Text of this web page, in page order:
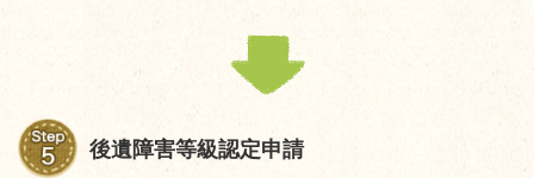
後遺障害等級認定申請